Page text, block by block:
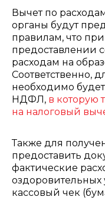
Вычет по
органы будут
правилам, что
предоставлении
расходам на
Соответственно,
необходимо
НДФЛ, в которую
на налоговый
Также для
предоставить
фактические
оздоровительных
кассовый чек